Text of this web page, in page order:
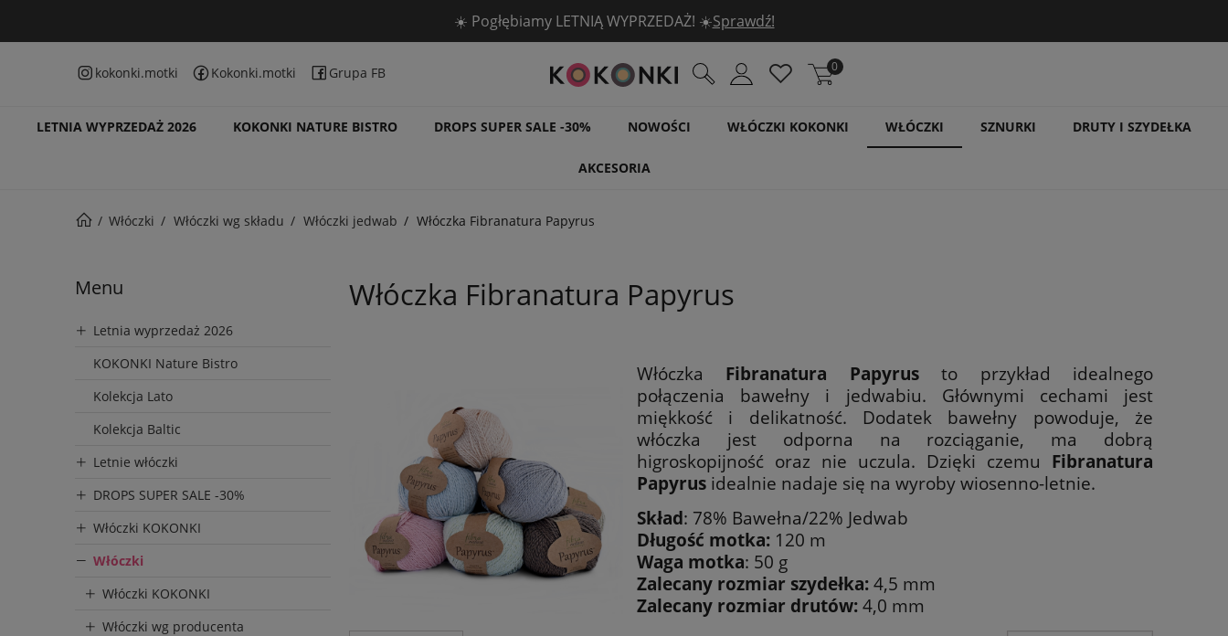
☀️ Pogłębiamy LETNIĄ WYPRZEDAŻ! ☀️Sprawdź!
🧶 5 włóczek DROPS -30% 🧶Sprawdź!
kokonki.motki Kokonki.motki Grupa FB 0
LETNIA WYPRZEDAŻ 2026 KOKONKI NATURE BISTRO DROPS SUPER SALE -30% NOWOŚCI WŁÓCZKI KOKONKI WŁÓCZKI SZNURKI DRUTY I SZYDEŁKA
AKCESORIA
Włóczki Włóczki wg składu Włóczki jedwab Włóczka Fibranatura Papyrus
Menu
Letnia wyprzedaż 2026
KOKONKI Nature Bistro
Kolekcja Lato
Kolekcja Baltic
Letnie włóczki
DROPS SUPER SALE -30%
Włóczki KOKONKI
Włóczki
Włóczki KOKONKI
Włóczki wg producenta
Włóczka Fibranatura Papyrus
Włóczka Fibranatura Papyrusto przykład idealnego
połączenia bawełny i jedwabiu. Głównymi cechami jest
miękkość i delikatność. Dodatek bawełny powoduje, że
włóczka jest odporna na rozciąganie, ma dobrą
higroskopijność oraz nie uczula. Dzięki czemu Fibranatura
Papyrus idealnie nadaje się na wyroby wiosenno-letnie.
Skład: 78% Bawełna/22% Jedwab
Długość motka: 120 m
Waga motka: 50 g
Zalecany rozmiar szydełka: 4,5 mm
Zalecany rozmiar drutów: 4,0 mm